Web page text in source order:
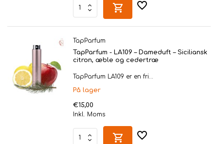
TapParfum
TapParfum - LA109 – Dameduft – Siciliansk
citron, æble og cedertræ
TapParfum LA109 er en fri...
På lager
€15,00
Inkl. Moms